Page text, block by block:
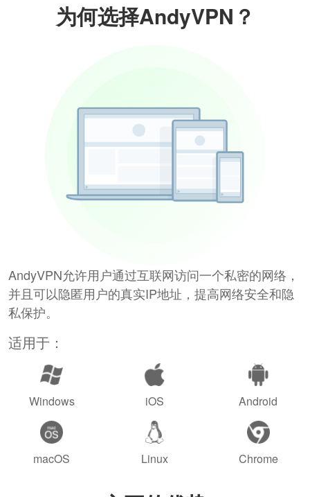
为何选择AndyVPN？
AndyVPN允许用户通过互联网访问一个私密的网络，
并且可以隐匿用户的真实IP地址，提高网络安全和隐
私保护。
适用于：
Windows iOS Android
macOS Linux Chrome